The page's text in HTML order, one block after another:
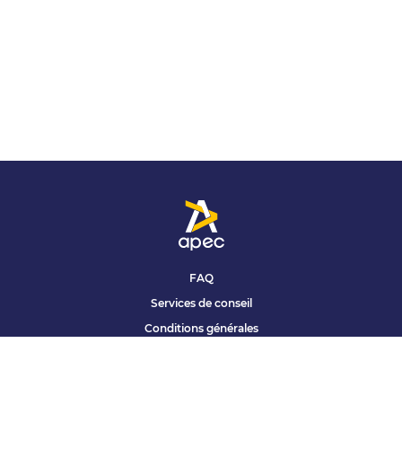
FAQ
Services de conseil
Conditions générales